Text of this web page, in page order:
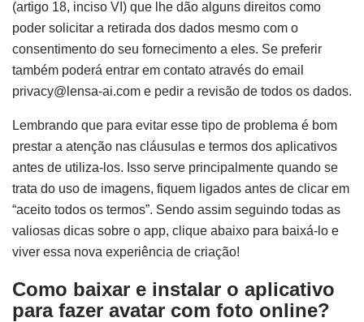
(artigo 18, inciso VI) que lhe dão alguns direitos como
poder solicitar a retirada dos dados mesmo com o
consentimento do seu fornecimento a eles. Se preferir
também poderá entrar em contato através do email
privacy@lensa-ai.com e pedir a revisão de todos os dados.
Lembrando que para evitar esse tipo de problema é bom
prestar a atenção nas cláusulas e termos dos aplicativos
antes de utiliza-los. Isso serve principalmente quando se
trata do uso de imagens, fiquem ligados antes de clicar em
“aceito todos os termos”. Sendo assim seguindo todas as
valiosas dicas sobre o app, clique abaixo para baixá-lo e
viver essa nova experiência de criação!
Como baixar e instalar o aplicativo
para fazer avatar com foto online?